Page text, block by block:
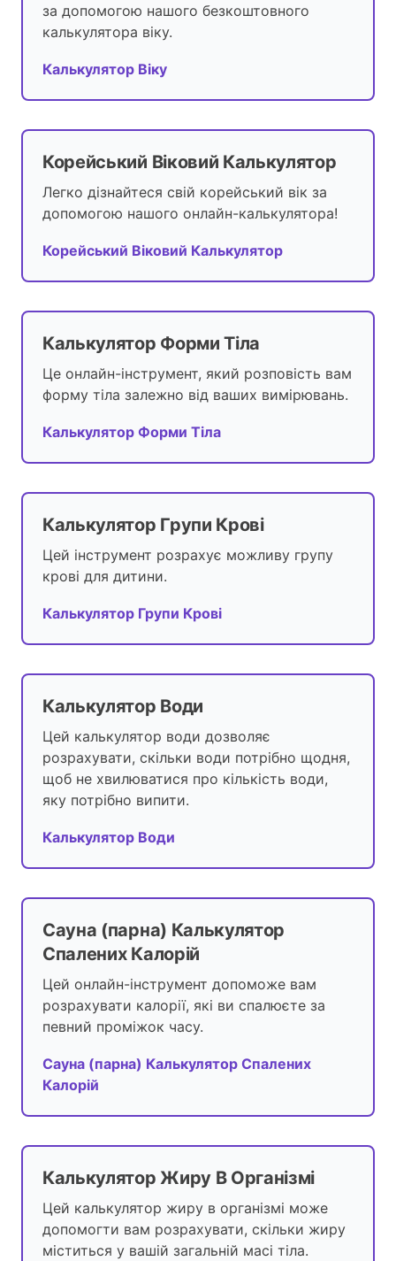
за допомогою нашого безкоштовного
калькулятора віку.
Калькулятор Віку
Корейський Віковий Калькулятор
Легко дізнайтеся свій корейський вік за
допомогою нашого онлайн-калькулятора!
Корейський Віковий Калькулятор
Калькулятор Форми Тіла
Це онлайн-інструмент, який розповість вам
форму тіла залежно від ваших вимірювань.
Калькулятор Форми Тіла
Калькулятор Групи Крові
Цей інструмент розрахує можливу групу
крові для дитини.
Калькулятор Групи Крові
Калькулятор Води
Цей калькулятор води дозволяє
розрахувати, скільки води потрібно щодня,
щоб не хвилюватися про кількість води,
яку потрібно випити.
Калькулятор Води
Сауна (парна) Калькулятор
Спалених Калорій
Цей онлайн-інструмент допоможе вам
розрахувати калорії, які ви спалюєте за
певний проміжок часу.
Сауна (парна) Калькулятор Спалених
Калорій
Калькулятор Жиру В Організмі
Цей калькулятор жиру в організмі може
допомогти вам розрахувати, скільки жиру
міститься у вашій загальній масі тіла.